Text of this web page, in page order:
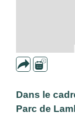
Dans le
Parc de